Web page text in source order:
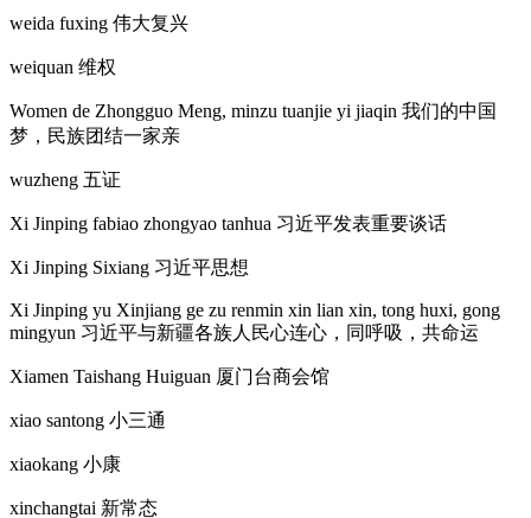
weida fuxing 伟大复兴
weiquan 维权
Women de Zhongguo Meng, minzu tuanjie yi jiaqin 我们的中国
梦 ， 民族团结一家亲
wuzheng 五证
Xi Jinping fabiao zhongyao tanhua 习近平发表重要谈话
Xi Jinping Sixiang 习近平思想
Xi Jinping yu Xinjiang ge zu renmin xin lian xin, tong huxi, gong
mingyun 习近平与新疆各族人民心连心 ， 同呼吸 ， 共命运
Xiamen Taishang Huiguan 厦门台商会馆
xiao santong 小三通
xiaokang 小康
xinchangtai 新常态